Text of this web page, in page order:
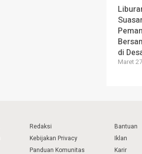
di
Maret
Redaksi
Kebijakan Privacy
Panduan Komunitas
Bantuan
Iklan
Karir